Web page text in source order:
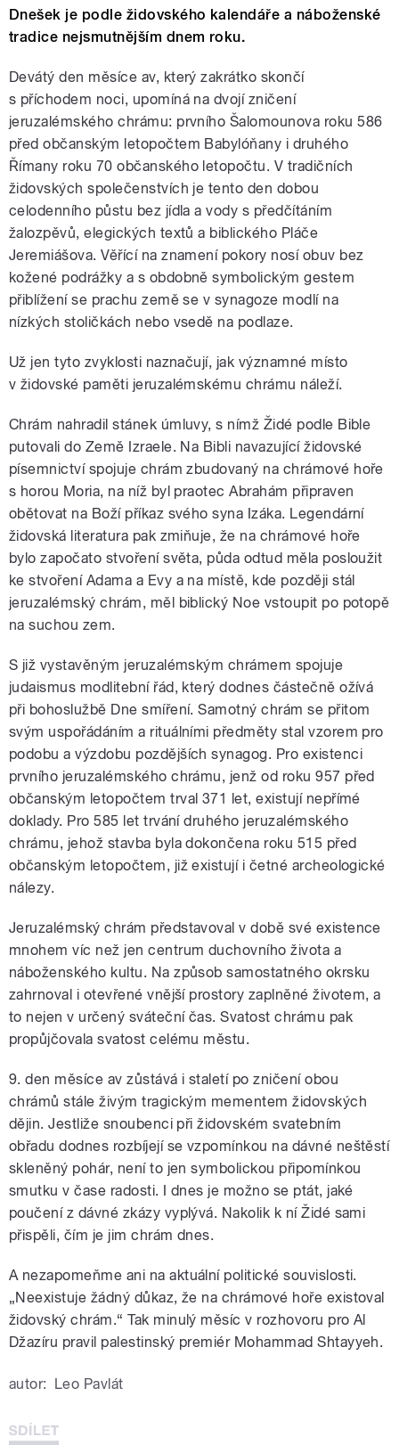
Dnešek je podle židovského kalendáře a náboženské
tradice nejsmutnějším dnem roku.
Devátý den měsíce av, který zakrátko skončí
s příchodem noci, upomíná na dvojí zničení
jeruzalémského chrámu: prvního Šalomounova roku 586
před občanským letopočtem Babylóňany i druhého
Římany roku 70 občanského letopočtu. V tradičních
židovských společenstvích je tento den dobou
celodenního půstu bez jídla a vody s předčítáním
žalozpěvů, elegických textů a biblického Pláče
Jeremiášova. Věřící na znamení pokory nosí obuv bez
kožené podrážky a s obdobně symbolickým gestem
přiblížení se prachu země se v synagoze modlí na
nízkých stoličkách nebo vsedě na podlaze.
Už jen tyto zvyklosti naznačují, jak významné místo
v židovské paměti jeruzalémskému chrámu náleží.
Chrám nahradil stánek úmluvy, s nímž Židé podle Bible
putovali do Země Izraele. Na Bibli navazující židovské
písemnictví spojuje chrám zbudovaný na chrámové hoře
s horou Moria, na níž byl praotec Abrahám připraven
obětovat na Boží příkaz svého syna Izáka. Legendární
židovská literatura pak zmiňuje, že na chrámové hoře
bylo započato stvoření světa, půda odtud měla posloužit
ke stvoření Adama a Evy a na místě, kde později stál
jeruzalémský chrám, měl biblický Noe vstoupit po potopě
na suchou zem.
S již vystavěným jeruzalémským chrámem spojuje
judaismus modlitební řád, který dodnes částečně ožívá
při bohoslužbě Dne smíření. Samotný chrám se přitom
svým uspořádáním a rituálními předměty stal vzorem pro
podobu a výzdobu pozdějších synagog. Pro existenci
prvního jeruzalémského chrámu, jenž od roku 957 před
občanským letopočtem trval 371 let, existují nepřímé
doklady. Pro 585 let trvání druhého jeruzalémského
chrámu, jehož stavba byla dokončena roku 515 před
občanským letopočtem, již existují i četné archeologické
nálezy.
Jeruzalémský chrám představoval v době své existence
mnohem víc než jen centrum duchovního života a
náboženského kultu. Na způsob samostatného okrsku
zahrnoval i otevřené vnější prostory zaplněné životem, a
to nejen v určený sváteční čas. Svatost chrámu pak
propůjčovala svatost celému městu.
9. den měsíce av zůstává i staletí po zničení obou
chrámů stále živým tragickým mementem židovských
dějin. Jestliže snoubenci při židovském svatebním
obřadu dodnes rozbíjejí se vzpomínkou na dávné neštěstí
skleněný pohár, není to jen symbolickou připomínkou
smutku v čase radosti. I dnes je možno se ptát, jaké
poučení z dávné zkázy vyplývá. Nakolik k ní Židé sami
přispěli, čím je jim chrám dnes.
A nezapomeňme ani na aktuální politické souvislosti.
„Neexistuje žádný důkaz, že na chrámové hoře existoval
židovský chrám.“ Tak minulý měsíc v rozhovoru pro Al
Džazíru pravil palestinský premiér Mohammad Shtayyeh.
autor: Leo Pavlát